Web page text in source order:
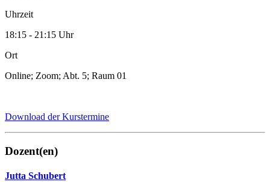
Uhrzeit
18:15 - 21:15 Uhr
Ort
Online; Zoom; Abt. 5; Raum 01
Download der Kurstermine
Dozent(en)
Jutta Schubert